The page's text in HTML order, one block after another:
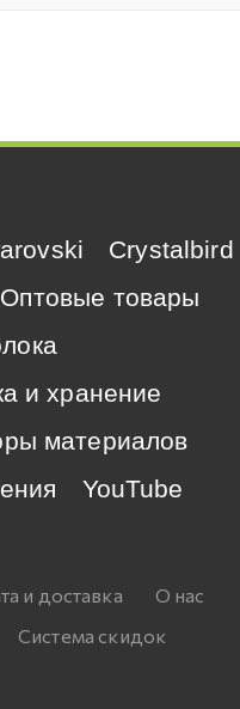
Crystalbird
Оптовые товары
и хранение
материалов
YouTube
и доставка
О нас
Система скидок